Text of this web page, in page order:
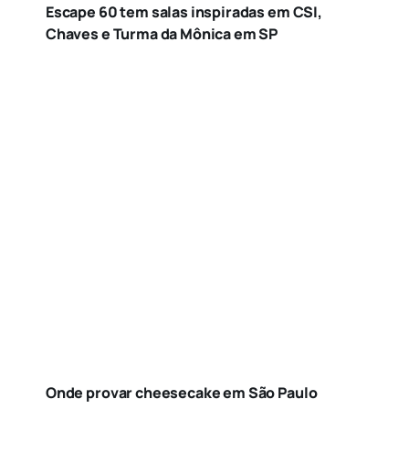
Escape 60 tem salas inspiradas em CSI,
Chaves e Turma da Mônica em SP
Onde provar cheesecake em São Paulo